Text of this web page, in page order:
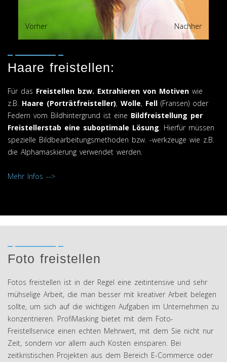
Nachher
Vorher
Haare freistellen:
Für das Freistellen bzw. Extrahieren von Motiven wie
z.B. Haare (Porträtfreisteller), Wolle, Fell (Fransen) oder
Federn vom Bildhintergrund ist eine Bildfreistellung per
Freistellerstab eine suboptimale Lösung. Hierfür müssen
spezielle Bildbearbeitungsmethoden bzw. -werkzeuge wie z.B.
die Alphamaskierung verwendet werden.
Mehr Infos -->
Foto freistellen
Fotos freistellen ist in der Regel eine zeitintensive und sehr
mühselige Arbeit, die man besser mit kreativer Arbeit belegen
sollte, um sich auf die wichtigen Aufgaben im Unternehmen zu
konzentrieren. ProfiMasking bietet mit dem Foto-
Freistellservice einen echten Mehrwert, mit dem Sie nicht nur
Zeit, sondern vor allem auch Kosten einsparen. Bei
zeitkristischen Projekten aus dem Bereich E-Commerce oder